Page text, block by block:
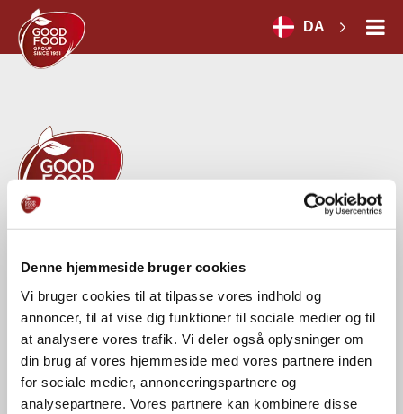
Denne hjemmeside bruger cookies
Vi bruger cookies til at tilpasse vores indhold og
annoncer, til at vise dig funktioner til sociale medier og til
at analysere vores trafik. Vi deler også oplysninger om
din brug af vores hjemmeside med vores partnere inden
for sociale medier, annonceringspartnere og
analysepartnere. Vores partnere kan kombinere disse
DA
Herredsvej 30 A
DK-7100 Vejle
CVR-nr.: 54664028
+45 75 71 18 00